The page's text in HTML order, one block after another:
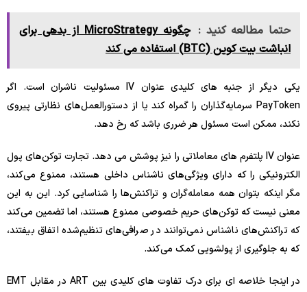
حتما مطالعه کنید :
چگونه MicroStrategy از بدهی برای
انباشت بیت کوین (BTC) استفاده می کند
یکی دیگر از جنبه های کلیدی عنوان IV مسئولیت ناشران است. اگر
PayToken سرمایه‌گذاران را گمراه کند یا از دستورالعمل‌های نظارتی پیروی
نکند، ممکن است مسئول هر ضرری باشد که رخ دهد.
عنوان IV پلتفرم های معاملاتی را نیز پوشش می دهد. تجارت توکن‌های پول
الکترونیکی را که دارای ویژگی‌های ناشناس داخلی هستند، ممنوع می‌کند،
مگر اینکه بتوان همه معامله‌گران و تراکنش‌ها را شناسایی کرد. این به این
معنی نیست که توکن‌های حریم خصوصی ممنوع هستند، اما تضمین می‌کند
که تراکنش‌های ناشناس نمی‌توانند در صرافی‌های تنظیم‌شده اتفاق بیفتند،
که به جلوگیری از پولشویی کمک می‌کند.
در اینجا خلاصه ای برای درک تفاوت های کلیدی بین ART در مقابل EMT